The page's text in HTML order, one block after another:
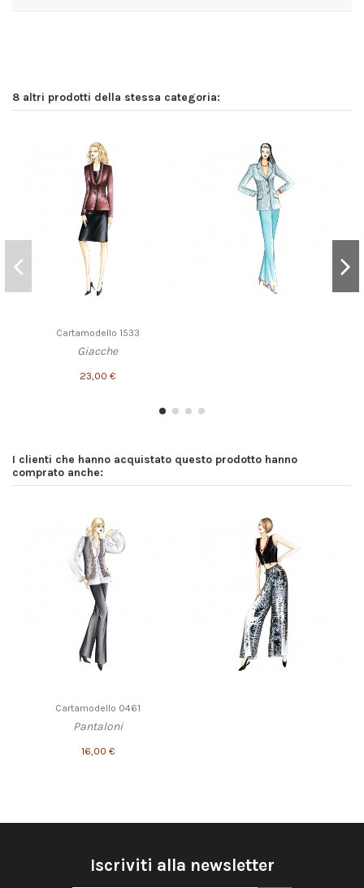
8 altri prodotti della stessa categoria:
Cartamodello 1533
Giacche
23,00 €
I clienti che hanno acquistato questo prodotto hanno
comprato anche:
Cartamodello 0461
Pantaloni
16,00 €
Iscriviti alla newsletter